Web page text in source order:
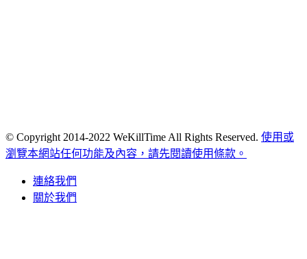
© Copyright 2014-2022 WeKillTime All Rights Reserved. 使用或
瀏覽本網站任何功能及內容，請先閱讀使用條款。
連絡我們
關於我們